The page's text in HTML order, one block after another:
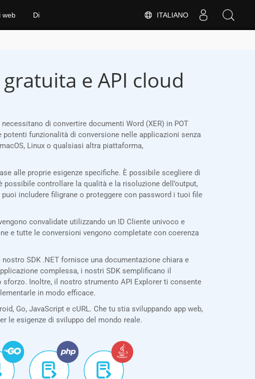
ITALIANO
web Di
e API cloud
di convertire documenti Word (XER) in POT
funzionalità di conversione nelle applicazioni senza
Linux o qualsiasi altra piattaforma,
alle proprie esigenze specifiche. È possibile scegliere di
controllare la qualità e la risoluzione dell’output,
includere filigrane o proteggere con password i tuoi file
convalidate utilizzando un ID Cliente univoco e
e tutte le conversioni vengono completate con coerenza
SDK .NET fornisce una documentazione chiara e
complessa, i nostri SDK semplificano il
Inoltre, il nostro strumento API Explorer ti consente
in modo efficace.
Go, JavaScript e cURL. Che tu stia sviluppando app web,
le esigenze di sviluppo del mondo reale.